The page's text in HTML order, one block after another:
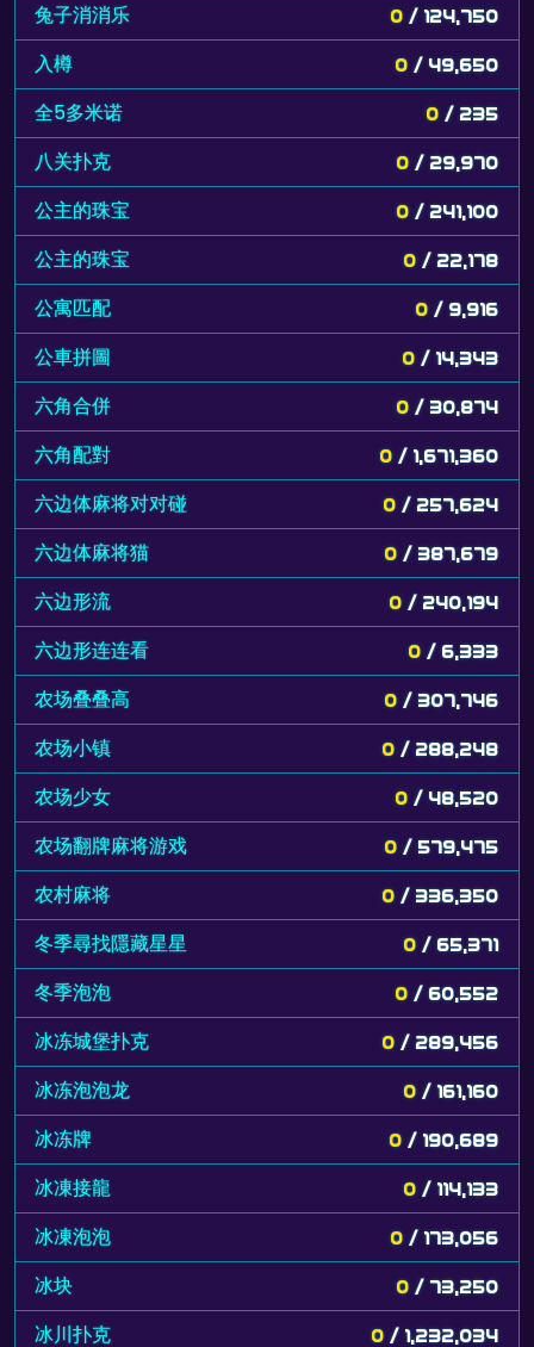
兔子消消乐 0 / 124,750
入樽 0 / 49,650
全5多米诺 0 / 235
八关扑克 0 / 29,970
公主的珠宝 0 / 241,100
公主的珠宝 0 / 22,178
公寓匹配 0 / 9,916
公車拼圖 0 / 14,343
六角合併 0 / 30,874
六角配對 0 / 1,671,360
六边体麻将对对碰 0 / 257,624
六边体麻将猫 0 / 387,679
六边形流 0 / 240,194
六边形连连看 0 / 6,333
农场叠叠高 0 / 307,746
农场小镇 0 / 288,248
农场少女 0 / 48,520
农场翻牌麻将游戏 0 / 579,475
农村麻将 0 / 336,350
冬季尋找隱藏星星 0 / 65,371
冬季泡泡 0 / 60,552
冰冻城堡扑克 0 / 289,456
冰冻泡泡龙 0 / 161,160
冰冻牌 0 / 190,689
冰凍接龍 0 / 114,133
冰凍泡泡 0 / 173,056
冰块 0 / 73,250
冰川扑克 0 / 1,232,034